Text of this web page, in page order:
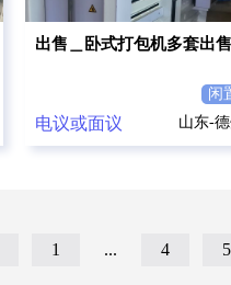
出售＿卧式打包机多套出售
闲
电议或面议 山东-
1 ... 4 5